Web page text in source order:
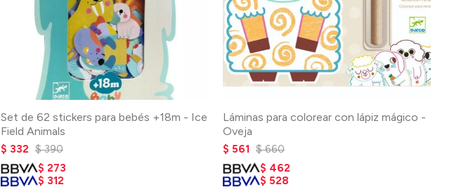
Set de 62 stickers para bebés +18m - Ice
Field Animals
$ 332 $ 390
$ 273
$ 312
Láminas para colorear con lápiz mágico -
Oveja
$ 561 $ 660
$ 462
$ 528